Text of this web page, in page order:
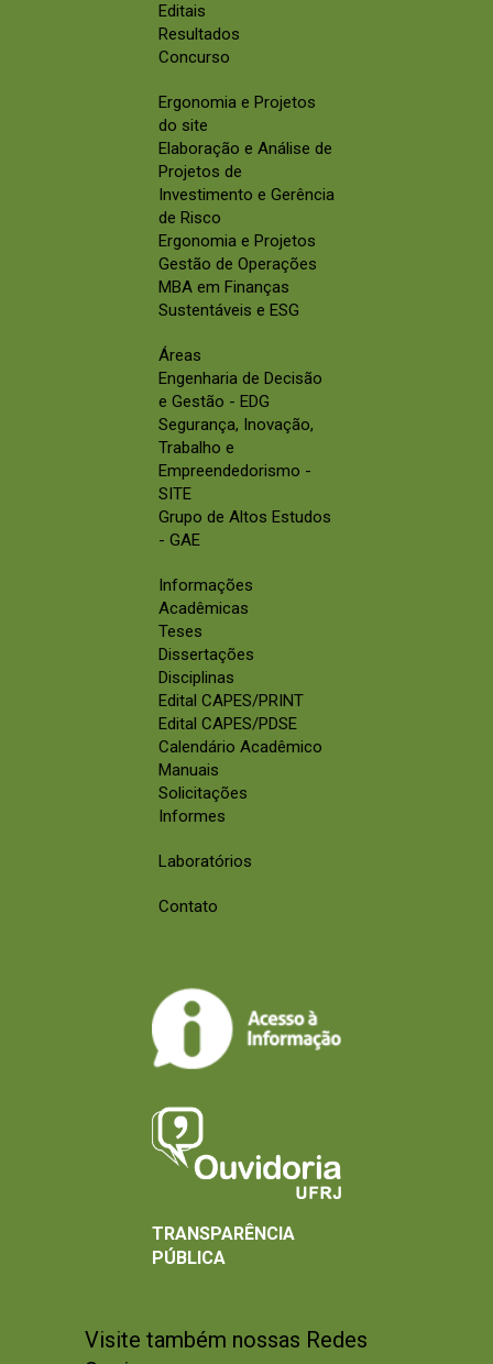
Editais
Resultados
Concurso
Ergonomia e Projetos
do site
Elaboração e Análise de
Projetos de
Investimento e Gerência
de Risco
Ergonomia e Projetos
Gestão de Operações
MBA em Finanças
Sustentáveis e ESG
Áreas
Engenharia de Decisão
e Gestão - EDG
Segurança, Inovação,
Trabalho e
Empreendedorismo -
SITE
Grupo de Altos Estudos
- GAE
Informações
Acadêmicas
Teses
Dissertações
Disciplinas
Edital CAPES/PRINT
Edital CAPES/PDSE
Calendário Acadêmico
Manuais
Solicitações
Informes
Laboratórios
Contato
Visite também nossas Redes
TRANSPARÊNCIA
PÚBLICA